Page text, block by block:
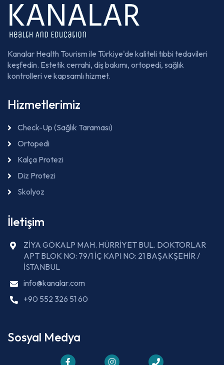
Kanalar Health Tourism ile Türkiye'de kaliteli tıbbi tedavileri
keşfedin. Estetik cerrahi, diş bakımı, ortopedi, sağlık
kontrolleri ve kapsamlı hizmet.
Hizmetlerimiz
Check-Up (Sağlık Taraması)
Ortopedi
Kalça Protezi
Diz Protezi
Skolyoz
İletişim
ZİYA GÖKALP MAH. HÜRRİYET BUL. DOKTORLAR
APT BLOK NO: 79/1 İÇ KAPI NO: 21 BAŞAKŞEHİR /
İSTANBUL
info@kanalar.com
+90 552 326 51 60
Sosyal Medya